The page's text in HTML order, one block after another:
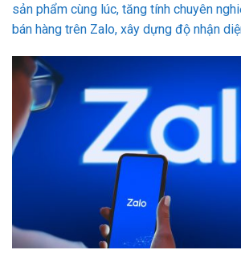
sản phẩm cùng lúc, tăng tính chuyên
bán hàng trên Zalo, xây dựng độ nhận